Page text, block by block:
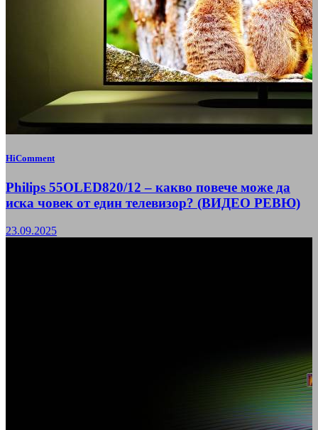
HiComment
Philips 55OLED820/12 – какво повече може да
иска човек от един телевизор? (ВИДЕО РЕВЮ)
23.09.2025